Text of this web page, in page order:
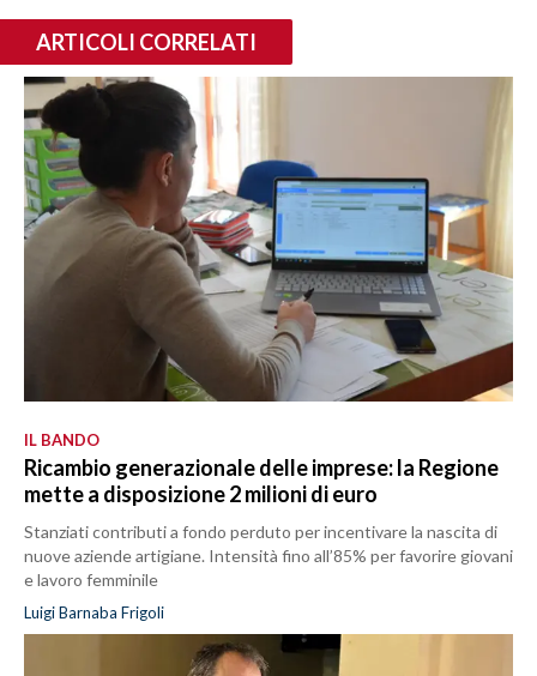
ARTICOLI CORRELATI
IL BANDO
Ricambio generazionale delle imprese: la Regione
mette a disposizione 2 milioni di euro
Stanziati contributi a fondo perduto per incentivare la nascita di
nuove aziende artigiane. Intensità fino all’85% per favorire giovani
e lavoro femminile
Luigi Barnaba Frigoli